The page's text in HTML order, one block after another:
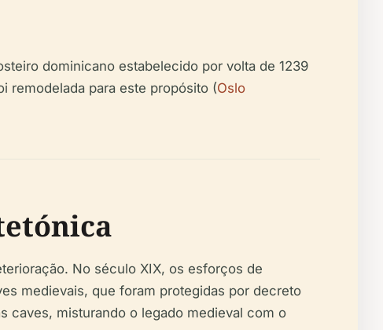
dominicano estabelecido por volta de 1239
remodelada para este propósito (Oslo
No século XIX, os esforços de
medievais, que foram protegidas por decreto
caves, misturando o legado medieval com o